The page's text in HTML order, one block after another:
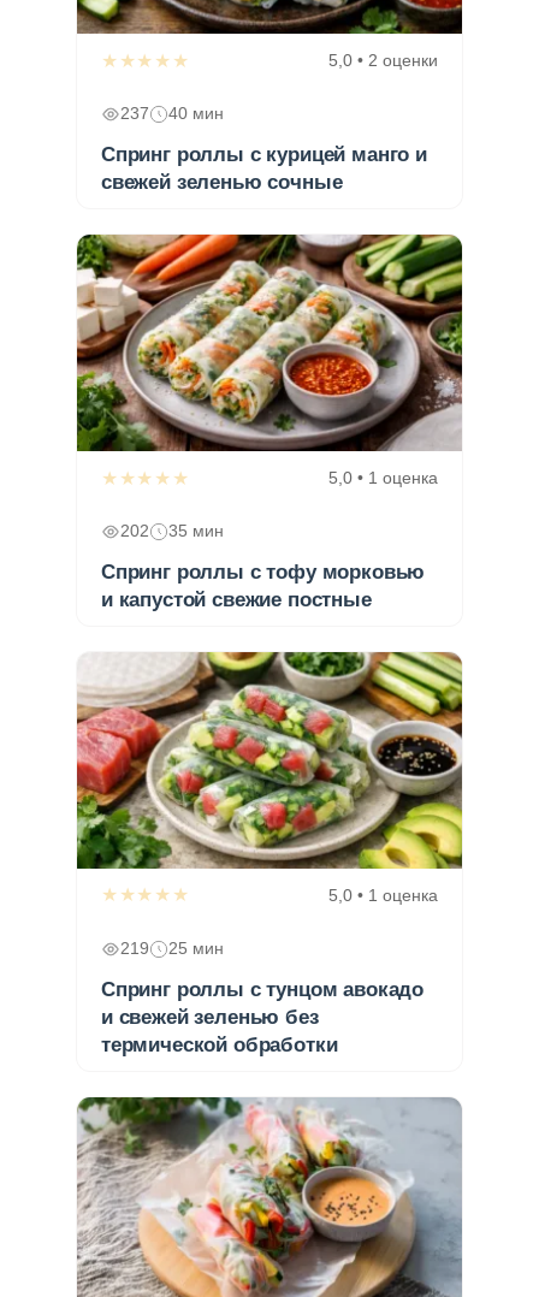
★★★★★ 5,0 • 2 оценки
237 40 мин
Спринг роллы с курицей манго и
свежей зеленью сочные
★★★★★ 5,0 • 1 оценка
202 35 мин
Спринг роллы с тофу морковью
и капустой свежие постные
★★★★★ 5,0 • 1 оценка
219 25 мин
Спринг роллы с тунцом авокадо
и свежей зеленью без
термической обработки